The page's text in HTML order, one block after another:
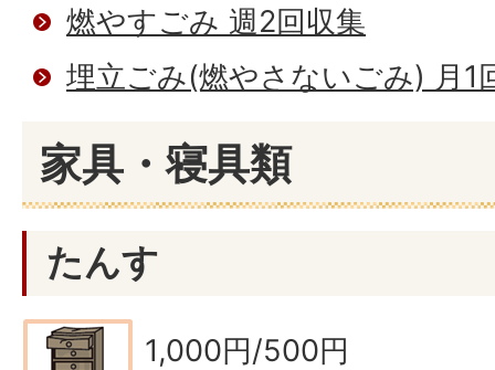
燃やすごみ 週2回収集
埋立ごみ(燃やさないごみ) 月1
家具・寝具類
たんす
1,000円/500円